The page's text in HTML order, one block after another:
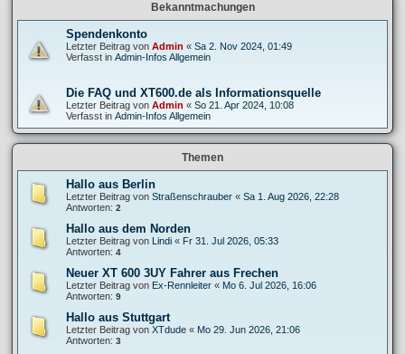
Bekanntmachungen
Spendenkonto
Letzter Beitrag von Admin « Sa 2. Nov 2024, 01:49
Verfasst in Admin-Infos Allgemein
Die FAQ und XT600.de als Informationsquelle
Letzter Beitrag von Admin « So 21. Apr 2024, 10:08
Verfasst in Admin-Infos Allgemein
Themen
Hallo aus Berlin
Letzter Beitrag von Straßenschrauber « Sa 1. Aug 2026, 22:28
Antworten: 2
Hallo aus dem Norden
Letzter Beitrag von Lindi « Fr 31. Jul 2026, 05:33
Antworten: 4
Neuer XT 600 3UY Fahrer aus Frechen
Letzter Beitrag von Ex-Rennleiter « Mo 6. Jul 2026, 16:06
Antworten: 9
Hallo aus Stuttgart
Letzter Beitrag von XTdude « Mo 29. Jun 2026, 21:06
Antworten: 3